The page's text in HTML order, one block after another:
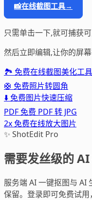
📸在线截图工具→
只需单击一下,就可捕获
然后立即编辑,让你的屏
🏞️ 免费在线截图美化工具
🛟 免费照片转圆角
⬇️ 免费图片快速压缩
PDF 免费 PDF 转 JPG
2x 免费在线放大图片
✨ ShotEdit Pro
需要发丝级的 AI
服务端 AI 一键抠图与 AI
保留。登录即可免费试用